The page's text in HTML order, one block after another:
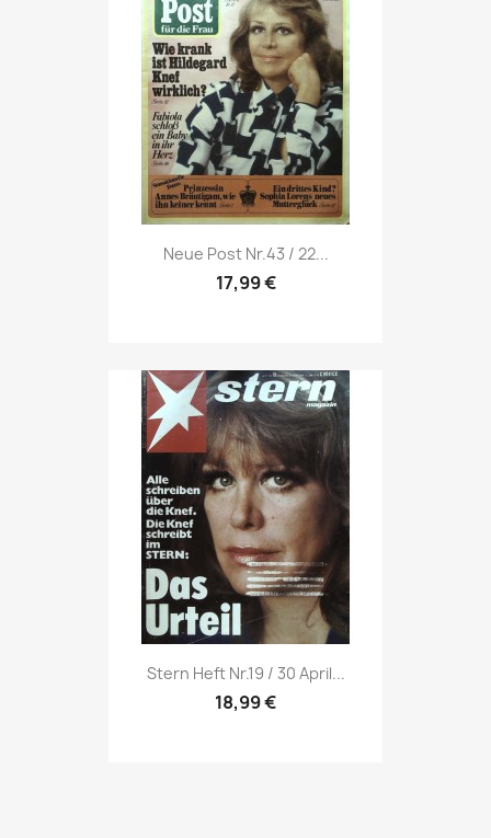
Vorschau
Neue Post Nr.43 / 22...
17,99 €
Vorschau
Stern Heft Nr.19 / 30 April...
18,99 €